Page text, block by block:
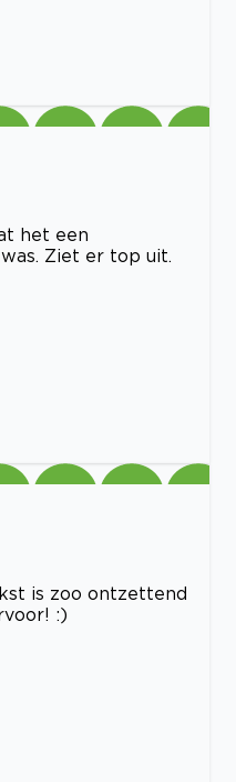
het een
Ziet er top uit.
is zoo ontzettend
:)